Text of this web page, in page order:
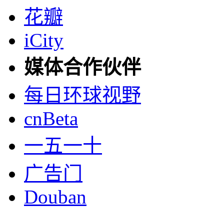
花瓣
iCity
媒体合作伙伴
每日环球视野
cnBeta
一五一十
广告门
Douban